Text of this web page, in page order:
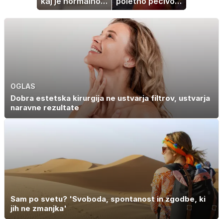
in kako si
pomagati
ki vedno uspe
OGLAS
Dobra estetska kirurgija ne ustvarja filtrov, ustvarja
naravne rezultate
Sam po svetu? 'Svoboda, spontanost in zgodbe, ki
jih ne zmanjka'